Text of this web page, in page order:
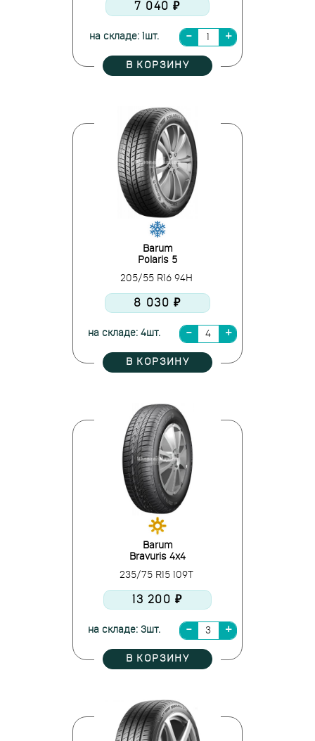
7 040 ₽
на складе: 1шт.
В КОРЗИНУ
Barum
Polaris 5
205/55 R16 94H
8 030 ₽
на складе: 4шт.
В КОРЗИНУ
Barum
Bravuris 4x4
235/75 R15 109T
13 200 ₽
на складе: 3шт.
В КОРЗИНУ